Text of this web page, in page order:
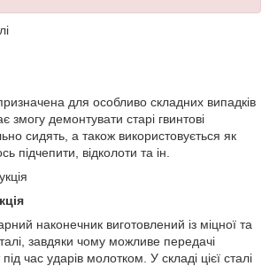
для особливо складних випадків
змогу демонтувати старі гвинтові
сидять, а також використовується як
підчепити, відколоти та ін.
наконечник виготовлений із міцної та
завдяки чому можливе передачі
час ударів молотком. У складі цієї сталі